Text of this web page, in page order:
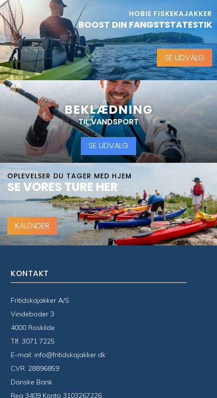
HOBIE FISKEKAJAKKER
BOOST DIN FANGSTSTATESTIK
SE UDVALG
BEKLÆDNING
TIL VANDSPORT
SE UDVALG
OPLEVELSER DU TAGER MED HJEM
SE VORES TURE HER
KALENDER
KONTAKT
Fritidskajakker A/S
Vindeboder 3
4000 Roskilde
Tlf.3071 7225
E-mail: info@fritidskajakker.dk
CVR. 28896859
Danske Bank
Reg 3409 Konto 3103267226